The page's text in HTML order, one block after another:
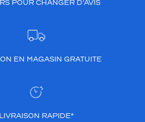
POUR CHANGER D’AVIS
EN MAGASIN GRATUITE
LIVRAISON RAPIDE*